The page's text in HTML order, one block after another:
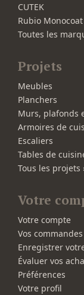
CUTEK
Rubio Monocoat
Toutes les
Projets
Meubles
Planchers
Murs, plafonds
Armoires de
Escaliers
Tables de
Tous les projets
Votre
Votre compte
Vos commandes
Enregistrer
Évaluer vos
Préférences
Votre profil